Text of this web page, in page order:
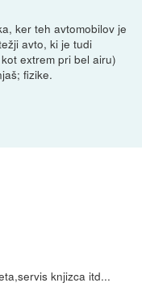
ker teh avtomobilov je
avto, ki je tudi
extrem pri bel airu)
fizike.
knjizca itd...